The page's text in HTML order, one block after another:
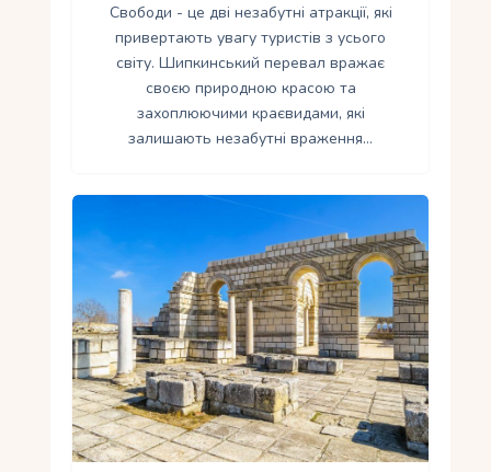
Свободи - це дві незабутні атракції, які
привертають увагу туристів з усього
світу. Шипкинський перевал вражає
своєю природною красою та
захоплюючими краєвидами, які
залишають незабутні враження…